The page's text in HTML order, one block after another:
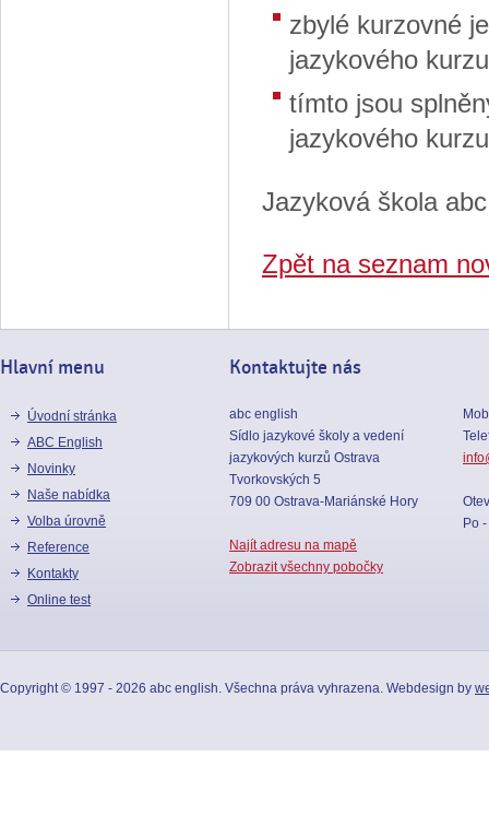
zbylé kurzovné
jazykového
tímto jsou
jazykového
Jazyková škola
Zpět na seznam
Hlavní menu
Úvodní stránka
ABC English
Novinky
Naše nabídka
Volba úrovně
reference
kontakty
online test
Kontaktujte nás
abc english
Sídlo jazykové školy a vedení
jazykových kurzů Ostrava
Tvorkovských 5
709 00 Ostrava-Mariánské Hory
Najít adresu na mapě
Zobrazit všechny pobočky
Po
Copyright © 1997 - 2026 abc english. Všechna práva vyhrazena. Webdesign by